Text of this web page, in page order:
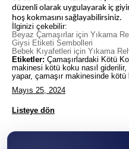
düzenli olarak uygulayarak iç
hoş kokmasını sağlayabilirsiniz.
İlginizi çekebilir:
Beyaz Çamaşırlar için Yıkama
Giysi Etiketi Sembolleri
Bebek Kıyafetleri için Yıkama
Etiketler: Çamaşırlardaki Kötü
makinesi kötü koku nasıl
yapar, çamaşır makinesinde kötü
Mayıs 25, 2024
Listeye dön